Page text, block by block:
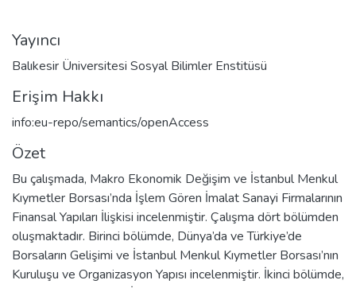
Yayıncı
Balıkesir Üniversitesi Sosyal Bilimler Enstitüsü
Erişim Hakkı
info:eu-repo/semantics/openAccess
Özet
Bu çalışmada, Makro Ekonomik Değişim ve İstanbul Menkul
Kıymetler Borsası’nda İşlem Gören İmalat Sanayi Firmalarının
Finansal Yapıları İlişkisi incelenmiştir. Çalışma dört bölümden
oluşmaktadır. Birinci bölümde, Dünya’da ve Türkiye’de
Borsaların Gelişimi ve İstanbul Menkul Kıymetler Borsası’nın
Kuruluşu ve Organizasyon Yapısı incelenmiştir. İkinci bölümde,